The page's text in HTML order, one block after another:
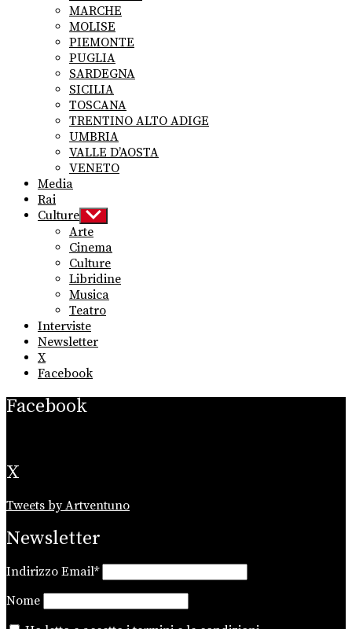
MARCHE
MOLISE
PIEMONTE
PUGLIA
SARDEGNA
SICILIA
TOSCANA
TRENTINO ALTO ADIGE
UMBRIA
VALLE D’AOSTA
VENETO
Media
Rai
Culture Show
sub
menu
Arte
Cinema
Culture
Libridine
Musica
Teatro
Interviste
Newsletter
X
Facebook
Facebook
X
Tweets by Artventuno
Newsletter
Indirizzo Email*
Nome